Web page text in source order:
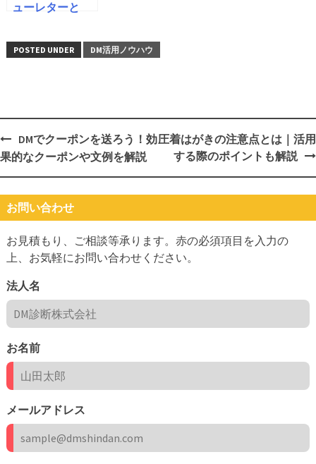
ューレターと
容・送るときの
ポイントも解説
POSTED UNDER DM活用ノウハウ
Post
navigation
DMでクーポンを送ろう！効
果的なクーポンや文例を解説
圧着はがきの注意点とは｜活用
する際のポイントも解説
お問い合わせ
お見積もり、ご相談等承ります。 赤の必須項目を入力の
上、 お気軽にお問い合わせください。
法人名
お名前
メールアドレス